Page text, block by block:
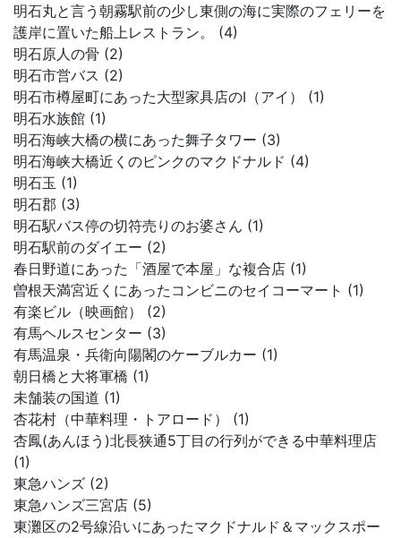
明石丸と言う朝霧駅前の少し東側の海に実際のフェリーを
護岸に置いた船上レストラン。 (4)
明石原人の骨 (2)
明石市営バス (2)
明石市樽屋町にあった大型家具店のI（アイ） (1)
明石水族館 (1)
明石海峡大橋の横にあった舞子タワー (3)
明石海峡大橋近くのピンクのマクドナルド (4)
明石玉 (1)
明石郡 (3)
明石駅バス停の切符売りのお婆さん (1)
明石駅前のダイエー (2)
春日野道にあった「酒屋で本屋」な複合店 (1)
曽根天満宮近くにあったコンビニのセイコーマート (1)
有楽ビル（映画館） (2)
有馬ヘルスセンター (3)
有馬温泉・兵衛向陽閣のケーブルカー (1)
朝日橋と大将軍橋 (1)
未舗装の国道 (1)
杏花村（中華料理・トアロード） (1)
杏鳳(あんほう)北長狭通5丁目の行列ができる中華料理店
(1)
東急ハンズ (2)
東急ハンズ三宮店 (5)
東灘区の2号線沿いにあったマクドナルド＆マックスポー